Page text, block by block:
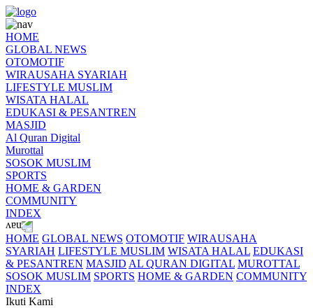
HOME
GLOBAL NEWS
OTOMOTIF
WIRAUSAHA SYARIAH
LIFESTYLE MUSLIM
WISATA HALAL
EDUKASI & PESANTREN
MASJID
Al Quran Digital
Murottal
SOSOK MUSLIM
SPORTS
HOME & GARDEN
COMMUNITY
INDEX
HOME GLOBAL NEWS OTOMOTIF WIRAUSAHA
SYARIAH LIFESTYLE MUSLIM WISATA HALAL EDUKASI
& PESANTREN MASJID AL QURAN DIGITAL MUROTTAL
SOSOK MUSLIM SPORTS HOME & GARDEN COMMUNITY
INDEX
Ikuti Kami